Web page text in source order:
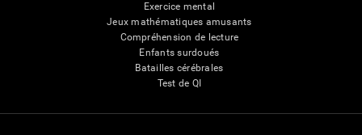
Exercice mental
Jeux mathématiques amusants
Compréhension de lecture
Enfants surdoués
Batailles cérébrales
Test de QI